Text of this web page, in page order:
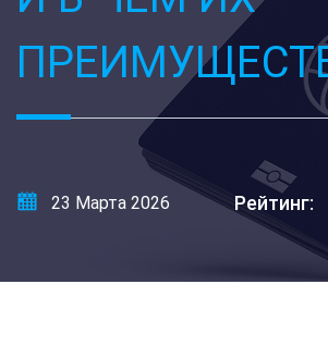
23 Марта 2026 Рейтинг: